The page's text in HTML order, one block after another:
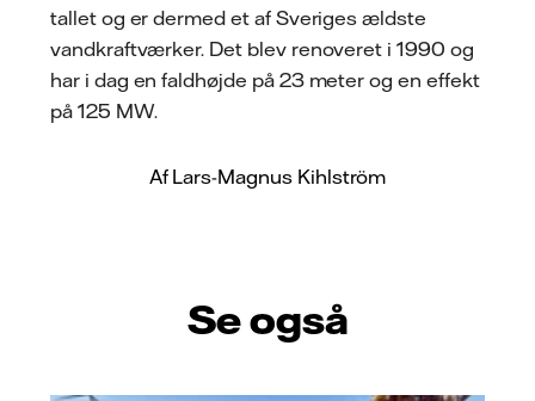
tallet og er dermed et af Sveriges ældste
vandkraftværker. Det blev renoveret i 1990 og
har i dag en faldhøjde på 23 meter og en effekt
på 125 MW.
Af Lars-Magnus Kihlström
Se også